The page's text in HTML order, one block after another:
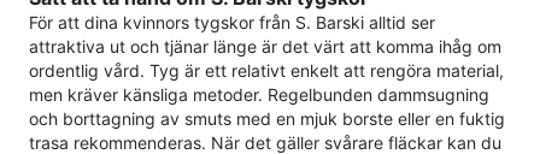
För att dina kvinnors tygskor från S. Barski alltid ser
attraktiva ut och tjänar länge är det värt att komma ihåg om
ordentlig vård. Tyg är ett relativt enkelt att rengöra material,
men kräver känsliga metoder. Regelbunden dammsugning
och borttagning av smuts med en mjuk borste eller en fuktig
trasa rekommenderas. När det gäller svårare fläckar kan du